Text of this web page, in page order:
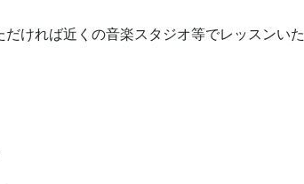
ければ近くの音楽スタジオ等でレッスンいた